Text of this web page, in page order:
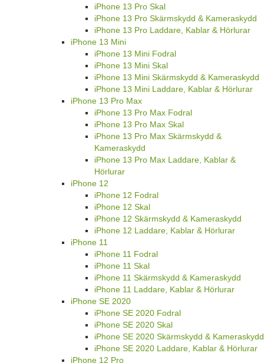
iPhone 13 Pro Skal
iPhone 13 Pro Skärmskydd & Kameraskydd
iPhone 13 Pro Laddare, Kablar & Hörlurar
iPhone 13 Mini
iPhone 13 Mini Fodral
iPhone 13 Mini Skal
iPhone 13 Mini Skärmskydd & Kameraskydd
iPhone 13 Mini Laddare, Kablar & Hörlurar
iPhone 13 Pro Max
iPhone 13 Pro Max Fodral
iPhone 13 Pro Max Skal
iPhone 13 Pro Max Skärmskydd &
Kameraskydd
iPhone 13 Pro Max Laddare, Kablar &
Hörlurar
iPhone 12
iPhone 12 Fodral
iPhone 12 Skal
iPhone 12 Skärmskydd & Kameraskydd
iPhone 12 Laddare, Kablar & Hörlurar
iPhone 11
iPhone 11 Fodral
iPhone 11 Skal
iPhone 11 Skärmskydd & Kameraskydd
iPhone 11 Laddare, Kablar & Hörlurar
iPhone SE 2020
iPhone SE 2020 Fodral
iPhone SE 2020 Skal
iPhone SE 2020 Skärmskydd & Kameraskydd
iPhone SE 2020 Laddare, Kablar & Hörlurar
iPhone 12 Pro